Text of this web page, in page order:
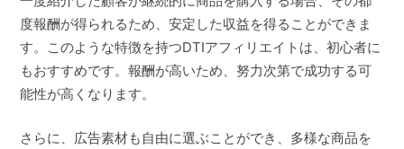
度報酬が得られるため、安定した収益を得ることができま
す。このような特徴を持つDTIアフィリエイトは、初心者に
もおすすめです。報酬が高いため、努力次第で成功する可
能性が高くなります。
さらに、広告素材も自由に選ぶことができ、多様な商品を